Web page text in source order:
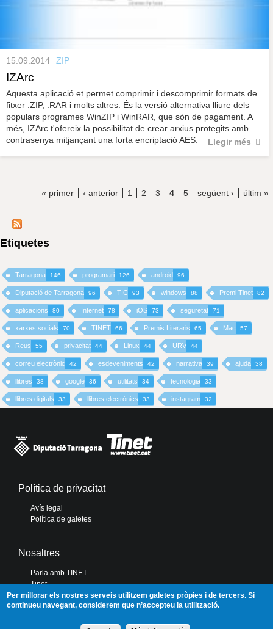
15.09.2014 ZIP
IZArc
Aquesta aplicació et permet comprimir i descomprimir formats de
fitxer .ZIP, .RAR i molts altres. És la versió alternativa lliure dels
populars programes WinZIP i WinRAR, que són de pagament. A
més, IZArc t'ofereix la possibilitat de crear arxius protegits amb
contrasenya mitjançant una forta encriptació AES.
Llegir més
« primer ‹ anterior 1 2 3 4 5 següent › últim »
Etiquetes
Tarragona 146 programari 126 android 96
Diputació de Tarragona 96 TIC 93 windows 88 Premi Tinet 82
aplicacions 80 Internet 78 iOS 73 seguretat 71
xarxes socials 70 TINET 66 Premis Literaris 65 Mac 57
Reus 55 privacitat 44 Linux 44 URV 44
correu electrònic 42 esdeveniments 42 narrativa 39 ajuda 38
llibres 38 google 36 utilitats 34 tecnologia 33
llibres digitals 33 llibres electrònics 33 instagram 32
Política de privacitat
Avís legal
Política de galetes
Nosaltres
Parla amb TINET
Tinet
Diputació de Tarragona
Portal de Transparència
Per millorar els nostres serveis utilitzem galetes pròpies i de tercers. Si
continueu navegant, considerem que n’accepteu la utilització.